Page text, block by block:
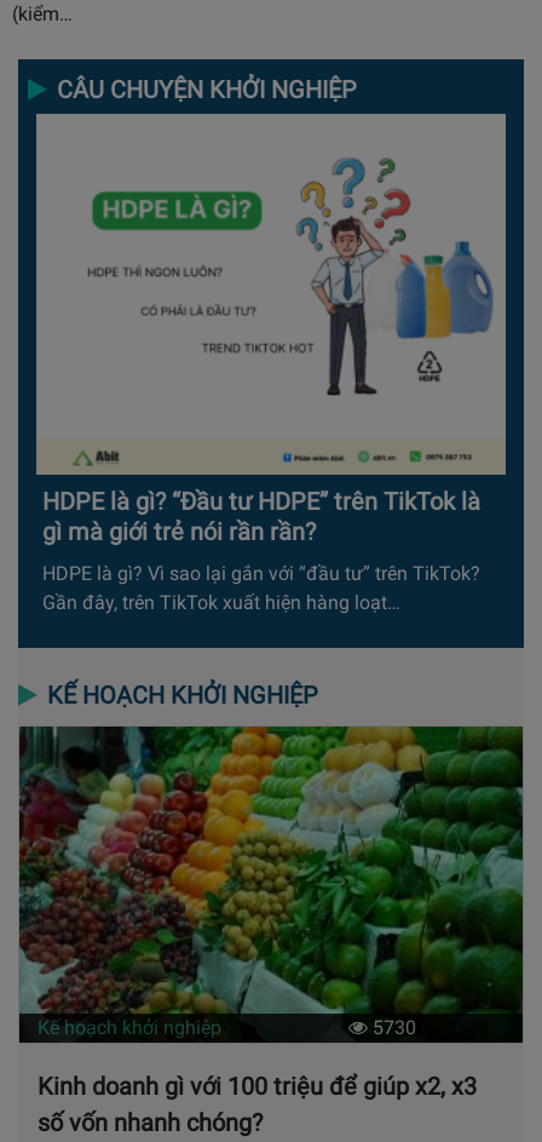
(kiểm…
CÂU CHUYỆN KHỞI NGHIỆP
HDPE là gì? “Đầu tư HDPE” trên TikTok là
gì mà giới trẻ nói rần rần?
HDPE là gì? Vì sao lại gắn với “đầu tư” trên TikTok?
Gần đây, trên TikTok xuất hiện hàng loạt…
KẾ HOẠCH KHỞI NGHIỆP
Kế hoạch khởi nghiệp 5730
Kinh doanh gì với 100 triệu để giúp x2, x3
số vốn nhanh chóng?